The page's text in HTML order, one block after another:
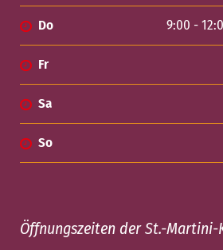
Do 9:00 -
Fr
Sa
So
Öffnungszeiten der St.-Martini-